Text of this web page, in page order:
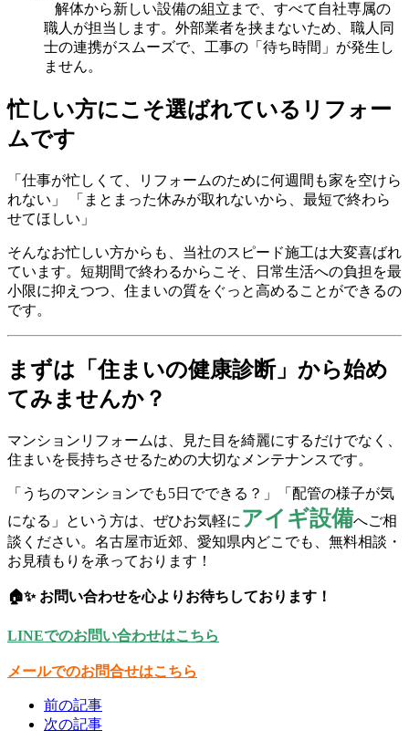
解体から新しい設備の組立まで、すべて自社専属の
職人が担当します。外部業者を挟まないため、職人同
士の連携がスムーズで、工事の「待ち時間」が発生し
ません。
忙しい方にこそ選ばれているリフォー
ムです
「仕事が忙しくて、リフォームのために何週間も家を空けら
れない」 「まとまった休みが取れないから、最短で終わら
せてほしい」
そんなお忙しい方からも、当社のスピード施工は大変喜ばれ
ています。短期間で終わるからこそ、日常生活への負担を最
小限に抑えつつ、住まいの質をぐっと高めることができるの
です。
まずは「住まいの健康診断」から始め
てみませんか？
マンションリフォームは、見た目を綺麗にするだけでなく、
住まいを長持ちさせるための大切なメンテナンスです。
「うちのマンションでも5日でできる？」「配管の様子が気
になる」という方は、ぜひお気軽に アイギ設備へご相
談ください。名古屋市近郊、愛知県内どこでも、無料相談・
お見積もりを承っております！
🏠✨ お問い合わせを心よりお待ちしております！
LINEでのお問い合わせはこちら
メールでのお問合せはこちら
前の記事
次の記事